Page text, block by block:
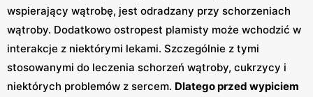
wspierający wątrobę, jest odradzany przy schorzeniach
wątroby. Dodatkowo ostropest plamisty może wchodzić w
interakcje z niektórymi lekami. Szczególnie z tymi
stosowanymi do leczenia schorzeń wątroby, cukrzycy i
niektórych problemów z sercem. Dlatego przed wypiciem